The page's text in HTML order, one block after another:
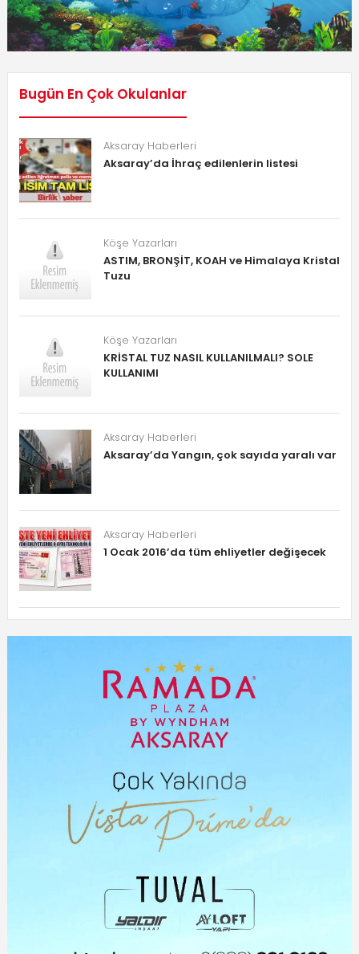
Bugün En Çok Okulanlar
Aksaray Haberleri
Aksaray’da İhraç edilenlerin listesi
Köşe Yazarları
ASTIM, BRONŞİT, KOAH ve Himalaya Kristal
Tuzu
Köşe Yazarları
KRİSTAL TUZ NASIL KULLANILMALI? SOLE
KULLANIMI
Aksaray Haberleri
Aksaray’da Yangın, çok sayıda yaralı var
Aksaray Haberleri
1 Ocak 2016’da tüm ehliyetler değişecek